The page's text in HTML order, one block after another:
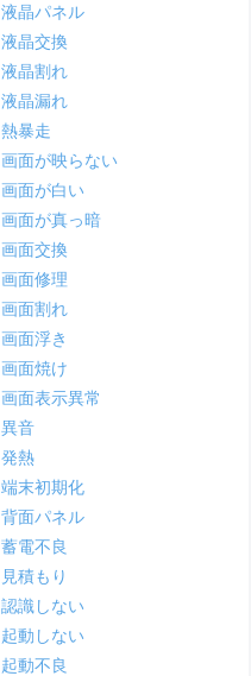
液晶パネル
液晶交換
液晶割れ
液晶漏れ
熱暴走
画面が映らない
画面が白い
画面が真っ暗
画面交換
画面修理
画面割れ
画面浮き
画面焼け
画面表示異常
異音
発熱
端末初期化
背面パネル
蓄電不良
見積もり
認識しない
起動しない
起動不良